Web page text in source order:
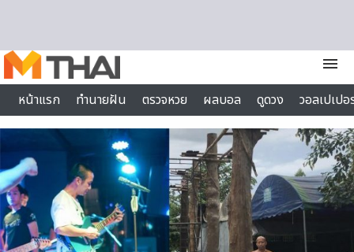
menu
หน้าแรก
ทำนายฝัน ตรวจหวย ผลบอล ดูดวง
วอลเปเป
ไลฟ์สไตล์